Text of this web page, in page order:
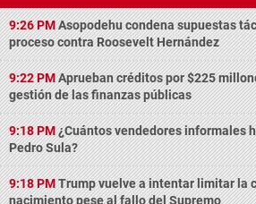
9:26 PMAsopodehu condena supuestas
proceso contra Roosevelt Hernández
9:22 PMAprueban créditos por $225
gestión de las finanzas públicas
9:18 PM¿Cuántos vendedores informales
Pedro Sula?
9:18 PMTrump vuelve a intentar limitar la
nacimiento pese al fallo del Supremo